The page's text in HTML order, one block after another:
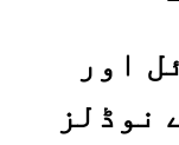
اور
نوڈلز